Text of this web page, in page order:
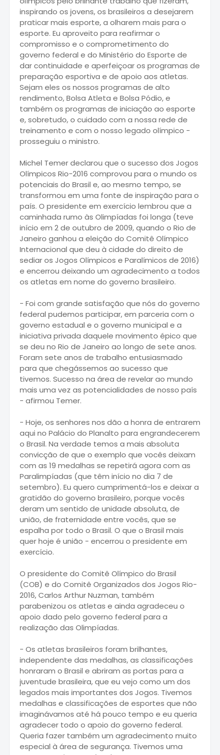
inspirando os jovens, os brasileiros a desejarem
praticar mais esporte, a olharem mais para o
esporte. Eu aproveito para reafirmar o
compromisso e o comprometimento do
governo federal e do Ministério do Esporte de
dar continuidade e aperfeiçoar os programas de
preparação esportiva e de apoio aos atletas.
Sejam eles os nossos programas de alto
rendimento, Bolsa Atleta e Bolsa Pódio, e
também os programas de iniciação ao esporte
e, sobretudo, o cuidado com a nossa rede de
treinamento e com o nosso legado olímpico -
prosseguiu o ministro.
Michel Temer declarou que o sucesso dos Jogos
Olímpicos Rio-2016 comprovou para o mundo os
potenciais do Brasil e, ao mesmo tempo, se
transformou em uma fonte de inspiração para o
país. O presidente em exercício lembrou que a
caminhada rumo às Olimpíadas foi longa (teve
início em 2 de outubro de 2009, quando o Rio de
Janeiro ganhou a eleição do Comitê Olímpico
Internacional que deu à cidade do direito de
sediar os Jogos Olímpicos e Paralímicos de 2016)
e encerrou deixando um agradecimento a todos
os atletas em nome do governo brasileiro.
- Foi com grande satisfação que nós do governo
federal pudemos participar, em parceria com o
governo estadual e o governo municipal e a
iniciativa privada daquele movimento épico que
se deu no Rio de Janeiro ao longo de sete anos.
Foram sete anos de trabalho entusiasmado
para que chegássemos ao sucesso que
tivemos. Sucesso na área de revelar ao mundo
mais uma vez as potencialidades de nosso país
- afirmou Temer.
- Hoje, os senhores nos dão a honra de entrarem
aqui no Palácio do Planalto para engrandecerem
o Brasil. Na verdade temos a mais absoluta
convicção de que o exemplo que vocês deixam
com as 19 medalhas se repetirá agora com as
Paralimpíadas (que têm início no dia 7 de
setembro). Eu quero cumprimentá-los e deixar a
gratidão do governo brasileiro, porque vocês
deram um sentido de unidade absoluta, de
união, de fraternidade entre vocês, que se
espalha por todo o Brasil. O que o Brasil mais
quer hoje é união - encerrou o presidente em
exercício.
O presidente do Comitê Olímpico do Brasil
(COB) e do Comitê Organizados dos Jogos Rio-
2016, Carlos Arthur Nuzman, também
parabenizou os atletas e ainda agradeceu o
apoio dado pelo governo federal para a
realização das Olimpíadas.
- Os atletas brasileiros foram brilhantes,
independente das medalhas, as classificações
honraram o Brasil e abriram as portas para a
juventude brasileira, que eu vejo como um dos
legados mais importantes dos Jogos. Tivemos
medalhas e classificações de esportes que não
imaginávamos até há pouco tempo e eu queria
agradecer todo o apoio do governo federal.
Queria fazer também um agradecimento muito
especial à área de segurança. Tivemos uma